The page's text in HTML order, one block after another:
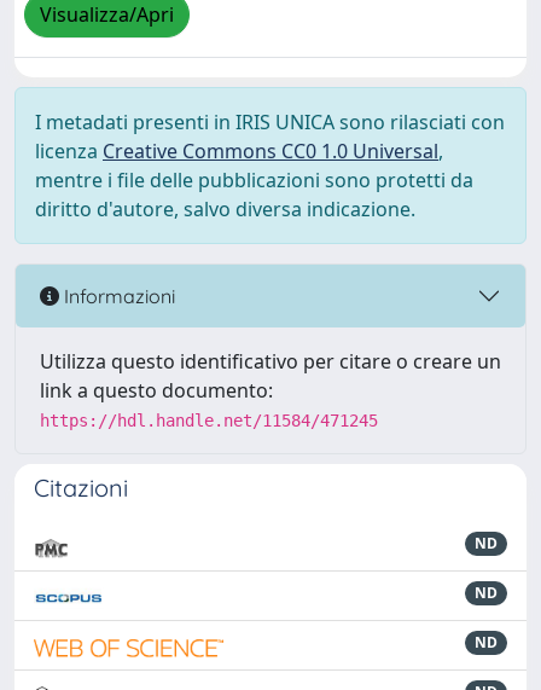
Visualizza/Apri
I metadati presenti in IRIS UNICA sono rilasciati con
licenza Creative Commons CC0 1.0 Universal,
mentre i file delle pubblicazioni sono protetti da
diritto d'autore, salvo diversa indicazione.
Informazioni
Utilizza questo identificativo per citare o creare un
link a questo documento:
https://hdl.handle.net/11584/471245
Citazioni
ND
ND
ND